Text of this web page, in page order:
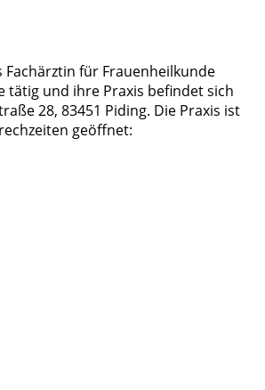
Fachärztin für Frauenheilkunde
tätig und ihre Praxis befindet sich
28, 83451 Piding. Die Praxis ist
geöffnet: